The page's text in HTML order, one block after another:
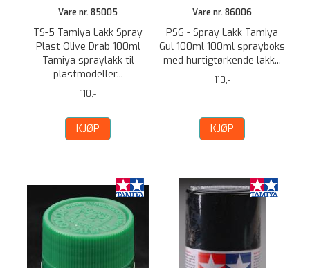
Vare nr. 85005
TS-5 Tamiya Lakk Spray
Plast Olive Drab 100ml
Tamiya spraylakk til
plastmodeller...
110,-
KJØP
Vare nr. 86006
PS6 - Spray Lakk Tamiya
Gul 100ml 100ml sprayboks
med hurtigtørkende lakk...
110,-
KJØP